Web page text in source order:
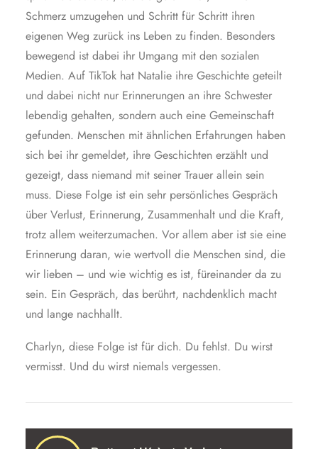
Schmerz umzugehen und Schritt für Schritt ihren
eigenen Weg zurück ins Leben zu finden. Besonders
bewegend ist dabei ihr Umgang mit den sozialen
Medien. Auf TikTok hat Natalie ihre Geschichte geteilt
und dabei nicht nur Erinnerungen an ihre Schwester
lebendig gehalten, sondern auch eine Gemeinschaft
gefunden. Menschen mit ähnlichen Erfahrungen haben
sich bei ihr gemeldet, ihre Geschichten erzählt und
gezeigt, dass niemand mit seiner Trauer allein sein
muss. Diese Folge ist ein sehr persönliches Gespräch
über Verlust, Erinnerung, Zusammenhalt und die Kraft,
trotz allem weiterzumachen. Vor allem aber ist sie eine
Erinnerung daran, wie wertvoll die Menschen sind, die
wir lieben – und wie wichtig es ist, füreinander da zu
sein. Ein Gespräch, das berührt, nachdenklich macht
und lange nachhallt.
Charlyn, diese Folge ist für dich. Du fehlst. Du wirst
vermisst. Und du wirst niemals vergessen.